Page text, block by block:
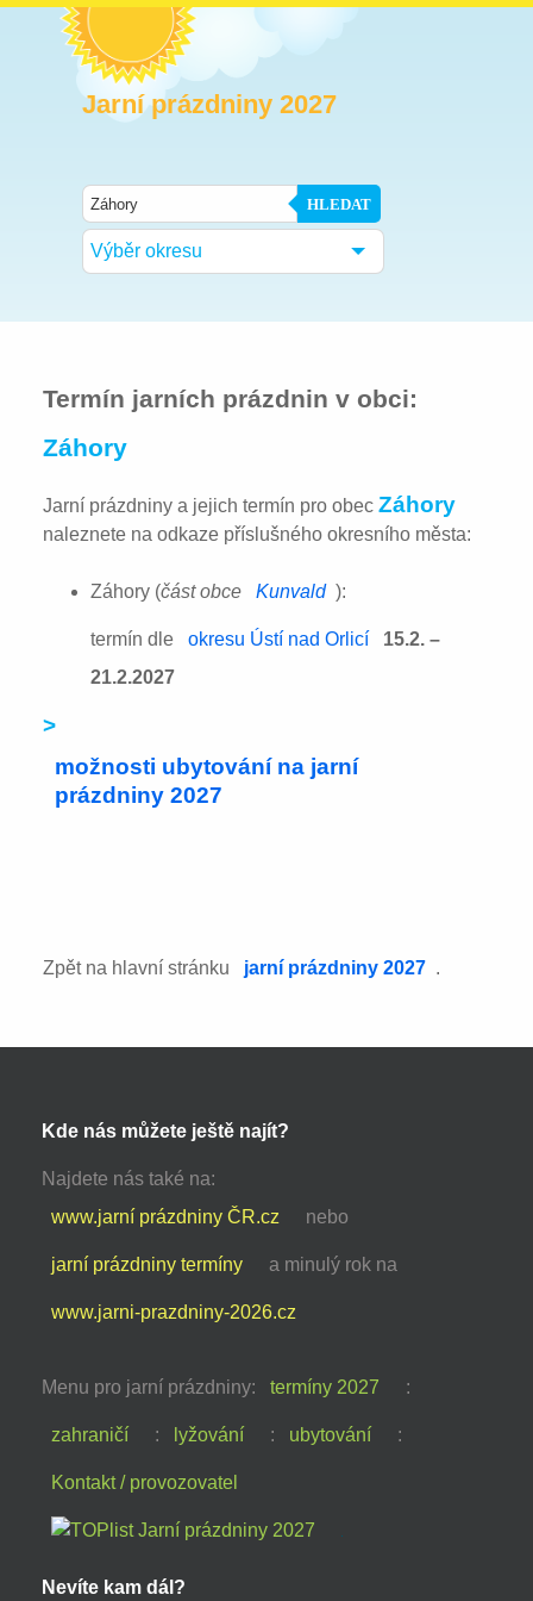
Jarní prázdniny 2027
HLEDAT
Výběr okresu
Termín jarních prázdnin v obci:
Záhory
Jarní prázdniny a jejich termín pro obecZáhory
naleznete na odkaze příslušného okresního města:
Záhory (část obce Kunvald ):
termín dle okresu Ústí nad Orlicí
15.2. –
21.2.2027
>
možnosti ubytování na jarní
prázdniny 2027
Zpět na hlavní stránku jarní prázdniny 2027 .
Kde nás můžete ještě najít?
Najdete nás také na:
www.jarní prázdniny ČR.cz
nebo
jarní prázdniny termíny a minulý rok na
www.jarni-prazdniny-2026.cz
Menu pro jarní prázdniny: termíny 2027 :
zahraničí : lyžování : ubytování :
Kontakt / provozovatel
Nevíte kam dál?